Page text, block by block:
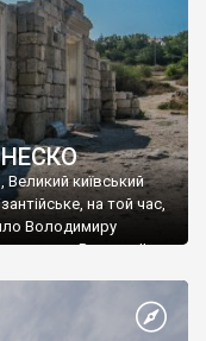
Великий київський
на той час,
Володимиру
Василю ІІ, та
християнином.
Таврійського